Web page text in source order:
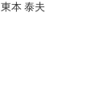
東本 泰夫